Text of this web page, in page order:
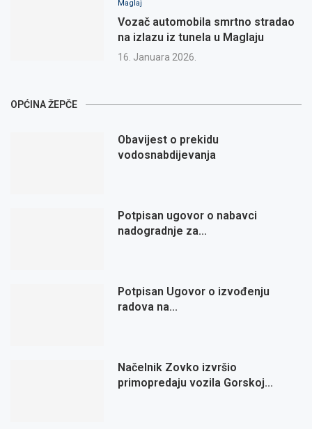
OPĆINA ŽEPČE
Obavijest o prekidu
vodosnabdijevanja
Potpisan ugovor o nabavci
nadogradnje za...
Potpisan Ugovor o izvođenju
radova na...
Načelnik Zovko izvršio
primopredaju vozila Gorskoj...
Maglaj
Vozač automobila smrtno stradao
na izlazu iz tunela u Maglaju
16. Januara 2026.